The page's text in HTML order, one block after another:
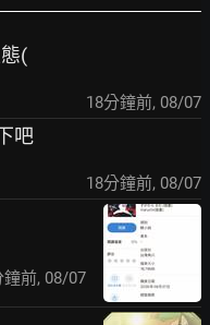
(
18分鐘前, 08/07
吧
19分鐘前, 08/07
鐘前, 08/07